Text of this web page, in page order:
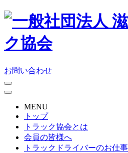
お問い合わせ
MENU
トップ
トラック協会とは
会員の皆様へ
トラックドライバーのお仕事